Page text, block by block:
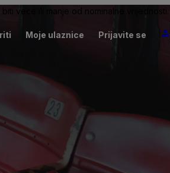
veće ili manje od nominalne vrijednosti.
Moje ulaznice Prijavite se